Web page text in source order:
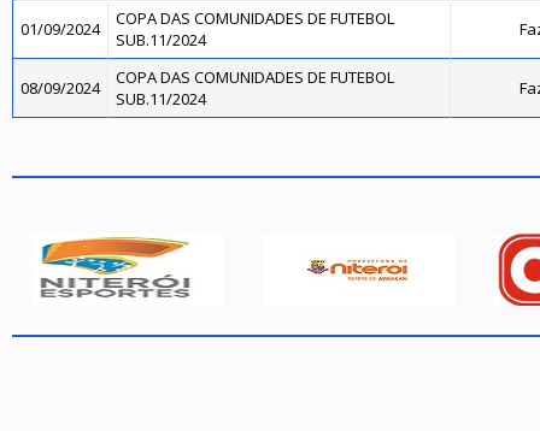
01/09/2024
COPA DAS COMUNIDADES DE FUTEBOL
SUB.11/2024
08/09/2024
COPA DAS COMUNIDADES DE FUTEBOL
SUB.11/2024